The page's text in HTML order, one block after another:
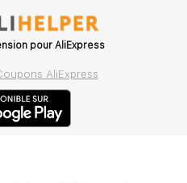
pour AliExpress
AliExpress